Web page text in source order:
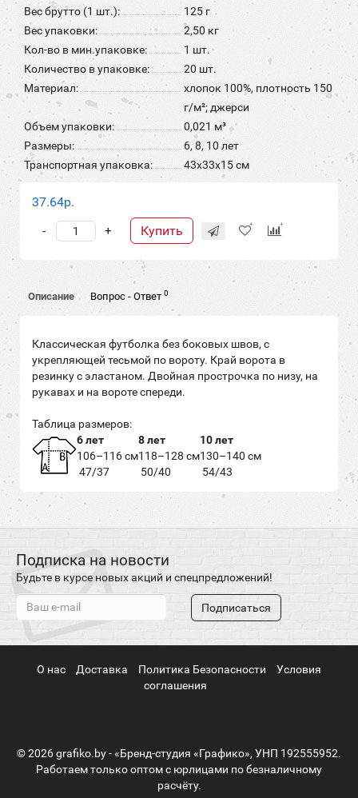
Вес брутто (1 шт.):
125 г
Вес упаковки:
2,50 кг
Кол-во в мин.упаковке:
1 шт.
Количество в упаковке:
20 шт.
Материал:
хлопок 100%, плотность 150
г/м²; джерси
Объем упаковки:
0,021 м³
Размеры:
6, 8, 10 лет
Транспортная упаковка:
43x33x15 см
37.64р.
+
- Купить
Описание Вопрос - Ответ 0
Классическая футболка без боковых швов, с
укрепляющей тесьмой по вороту. Край ворота в
резинку с эластаном. Двойная прострочка по низу, на
рукавах и на вороте спереди.
Таблица размеров:
6 лет
106–116 см
8 лет
118–128 см
10 лет
130–140 см
47/37
50/40 54/43
Подписка на новости
Будьте в курсе новых акций и спецпредложений!
Подписаться
О нас Доставка Политика Безопасности
Условия
соглашения
© 2026 grafiko.by - «Бренд-студия «Графико», УНП 192555952.
Работаем только оптом с юрлицами по безналичному
расчёту.